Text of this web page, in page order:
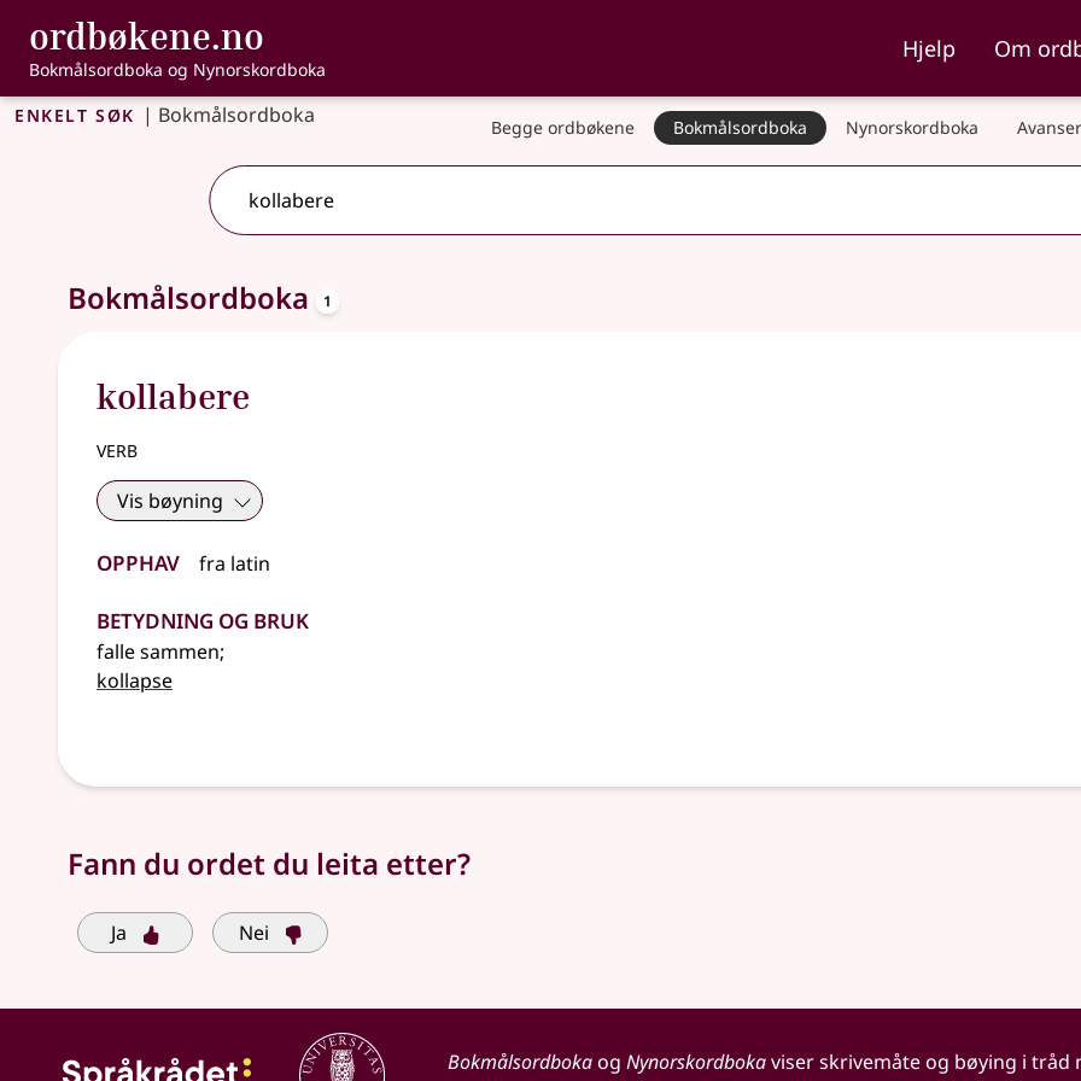
Gå til hovudinnhald
Tilgjenge
ordbøkene.no , Bokmålsordboka og Nynorskordboka
Bokmålsordboka og Nynorskordboka
Hjelp Om
Enkelt søk | Bokmålsordboka Begge ordbøkene Bokmålsordboka Nynorskordboka
Eitt treff.Ytterlegare søkjeforslag tilgjengelege
Bokmålsordboka 1
kollabere
verb
Vis bøyning
Opphav fra latin
Betydning og bruk
falle sammen;
kollapse
Fann du ordet du leita etter?
Ja Nei
Bokmålsordbokaog Nynorskordbokaviser skrivemåte og bøying i tråd